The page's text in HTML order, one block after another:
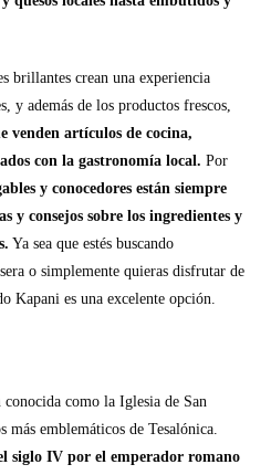
brillantes crean una experiencia
y además de los productos frescos,
venden artículos de cocina,
con la gastronomía local.Por
y conocedores están siempre
y consejos sobre los ingredientes y
Ya sea que estés buscando
o simplemente quieras disfrutar de
Kapani es una excelente opción.
conocida como la Iglesia de San
más emblemáticos de Tesalónica.
siglo IV por el emperador romano